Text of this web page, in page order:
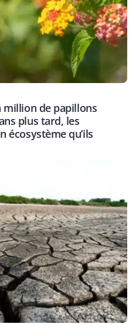
million de papillons
plus tard, les
écosystème qu’ils